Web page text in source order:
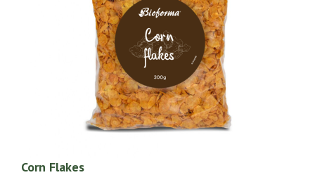
Corn Flakes